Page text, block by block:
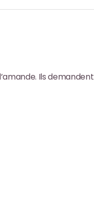
Ils demandent